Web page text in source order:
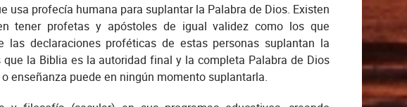
usa profecía humana para suplantar la Palabra de Dios. Existen
tener profetas y apóstoles de igual validez como los que
las declaraciones proféticas de estas personas suplantan la
que la Biblia es la autoridad final y la completa Palabra de Dios
enseñanza puede en ningún momento suplantarla.